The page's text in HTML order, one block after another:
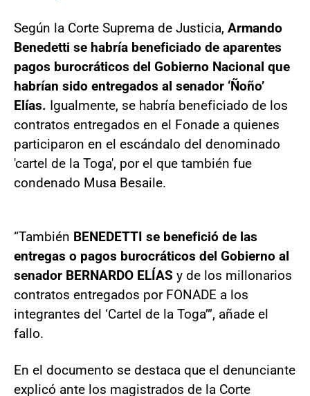
Según la Corte Suprema de Justicia, Armando
Benedetti se habría beneficiado de aparentes
pagos burocráticos del Gobierno Nacional que
habrían sido entregados al senador ‘Ñoño’
Elías. Igualmente, se habría beneficiado de los
contratos entregados en el Fonade a quienes
participaron en el escándalo del denominado
'cartel de la Toga', por el que también fue
condenado Musa Besaile.
“También BENEDETTI se benefició de las
entregas o pagos burocráticos del Gobierno al
senador BERNARDO ELÍAS y de los millonarios
contratos entregados por FONADE a los
integrantes del ‘Cartel de la Toga’”, añade el
fallo.
En el documento se destaca que el denunciante
explicó ante los magistrados de la Corte